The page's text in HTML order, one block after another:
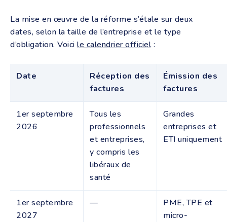
La mise en œuvre de la réforme s’étale sur deux
dates, selon la taille de l’entreprise et le type
d’obligation. Voici le calendrier officiel:
Date
Réception des
factures
Émission des
factures
1er septembre
2026
Tous les
professionnels
et entreprises,
y compris les
libéraux de
santé
Grandes
entreprises et
ETI uniquement
1er septembre
2027
—
PME, TPE et
micro-